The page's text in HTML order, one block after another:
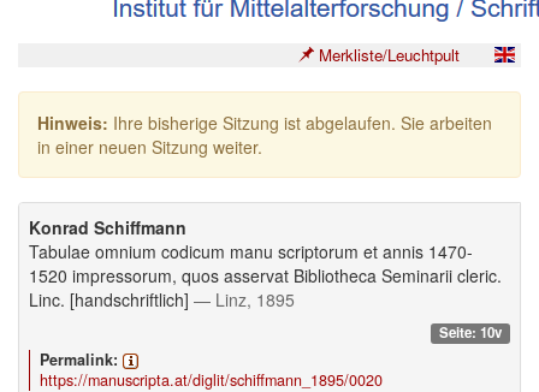
Merkliste/Leuchtpult
Hinweis: Ihre bisherige Sitzung ist abgelaufen. Sie arbeiten
in einer neuen Sitzung weiter.
Konrad Schiffmann
Tabulae omnium codicum manu scriptorum et annis 1470-
1520 impressorum, quos asservat Bibliotheca Seminarii cleric.
Linc. [handschriftlich] — Linz, 1895
Seite: 10v
Permalink:
https://manuscripta.at/diglit/schiffmann_1895/0020